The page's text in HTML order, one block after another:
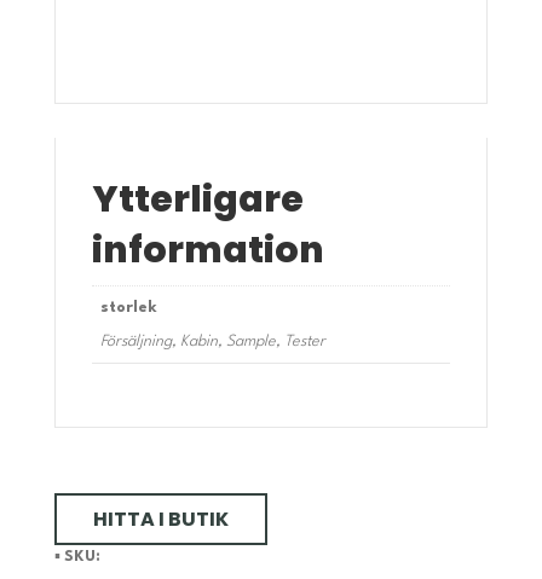
Ytterligare
information
storlek
Försäljning, Kabin, Sample, Tester
HITTA I BUTIK
▪️ SKU: